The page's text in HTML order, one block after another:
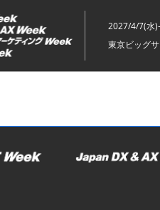
2027/4/7(水
東京ビッグ